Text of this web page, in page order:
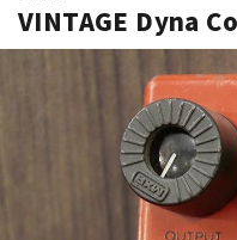
エレキギター
ベース
VINTAGE Dyna